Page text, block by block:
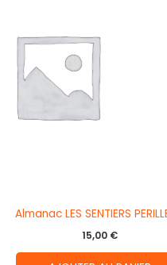
Almanac LES SENTIERS
15,00 €